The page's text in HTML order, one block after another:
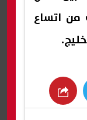
من اتساع